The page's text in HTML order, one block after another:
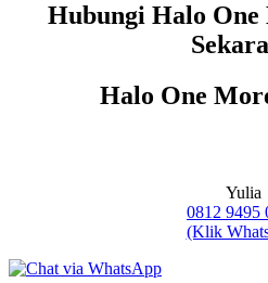
Hubungi Halo One
Halo One
Yulia
0812 9495
(Klik